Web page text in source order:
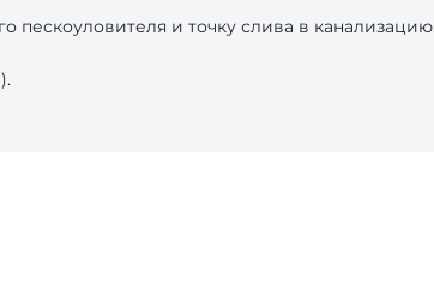
пескоуловителя и точку слива в